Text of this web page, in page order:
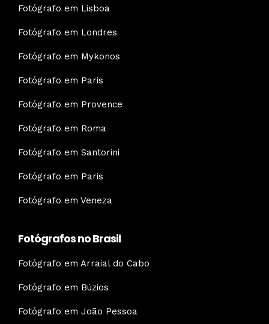
Fotógrafo em Lisboa
Fotógrafo em Londres
Fotógrafo em Mykonos
Fotógrafo em Paris
Fotógrafo em Provence
Fotógrafo em Roma
Fotógrafo em Santorini
Fotógrafo em Paris
Fotógrafo em Veneza
Fotógrafos no Brasil
Fotógrafo em Arraial do Cabo
Fotógrafo em Búzios
Fotógrafo em João Pessoa